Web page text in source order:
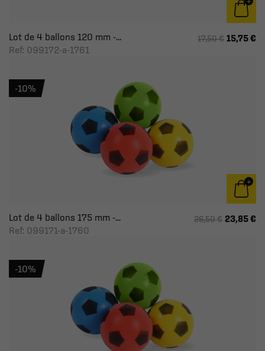
Lot de 4 ballons 120 mm -...
Ref: 099172-a-1761
17,50 € 15,75 €
Lot de 4 ballons 175 mm -...
Ref: 099171-a-1760
26,50 € 23,85 €
-10%
-10%